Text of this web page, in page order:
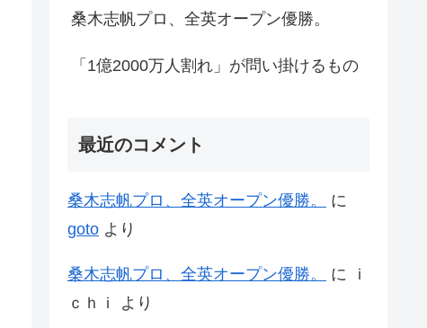
桑木志帆プロ、全英オープン優勝。
「1億2000万人割れ」が問い掛けるもの
最近のコメント
桑木志帆プロ、全英オープン優勝。
に
goto より
桑木志帆プロ、全英オープン優勝。 に
ｉ
ｃｈｉ
より